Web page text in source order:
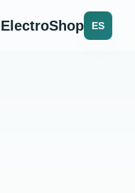
ES
ElectroShop